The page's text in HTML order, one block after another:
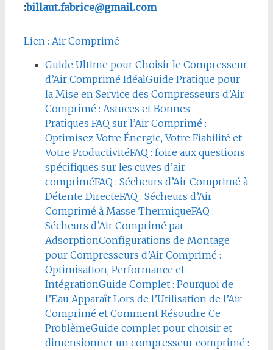
:billaut.fabrice@gmail.com
Lien : Air Comprimé
Guide Ultime pour Choisir le Compresseur
d’Air Comprimé IdéalGuide Pratique pour
la Mise en Service des Compresseurs d’Air
Comprimé : Astuces et Bonnes
Pratiques FAQ sur l’Air Comprimé :
Optimisez Votre Énergie, Votre Fiabilité et
Votre ProductivitéFAQ : foire aux questions
spécifiques sur les cuves d’air
compriméFAQ : Sécheurs d’Air Comprimé à
Détente DirecteFAQ : Sécheurs d’Air
Comprimé à Masse ThermiqueFAQ :
Sécheurs d’Air Comprimé par
AdsorptionConfigurations de Montage
pour Compresseurs d’Air Comprimé :
Optimisation, Performance et
IntégrationGuide Complet : Pourquoi de
l’Eau Apparaît Lors de l’Utilisation de l’Air
Comprimé et Comment Résoudre Ce
ProblèmeGuide complet pour choisir et
dimensionner un compresseur comprimé :